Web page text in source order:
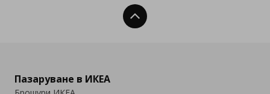
Нагоре
Пазаруване в ИКЕА